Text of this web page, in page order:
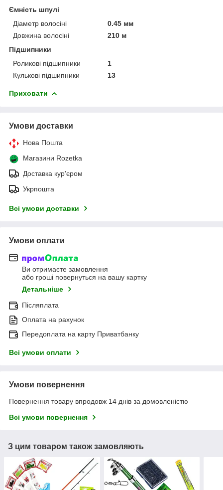
Ємність шпулі
Діаметр волосіні
0.45 мм
Довжина волосіні
210 м
Підшипники
Роликові підшипники
1
Кулькові підшипники
13
Приховати
Умови доставки
Нова Пошта
Магазини Rozetka
Доставка кур'єром
Укрпошта
Всі умови доставки
Умови оплати
Ви отримаєте замовлення
або гроші повернуться на вашу картку
Детальніше
Післяплата
Оплата на рахунок
Передоплата на карту Приватбанку
Всі умови оплати
Умови повернення
Повернення товару впродовж 14 днів за домовленістю
Всі умови повернення
З цим товаром також замовляють